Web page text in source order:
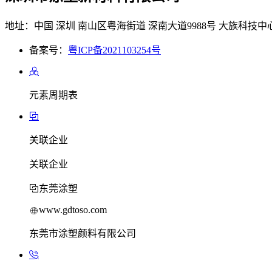
地址：中国 深圳 南山区粤海街道 深南大道9988号 大族科技中
备案号： 粤ICP备2021103254号
元素周期表
关联企业
关联企业
东莞涂塑
www.gdtoso.com
东莞市涂塑颜料有限公司